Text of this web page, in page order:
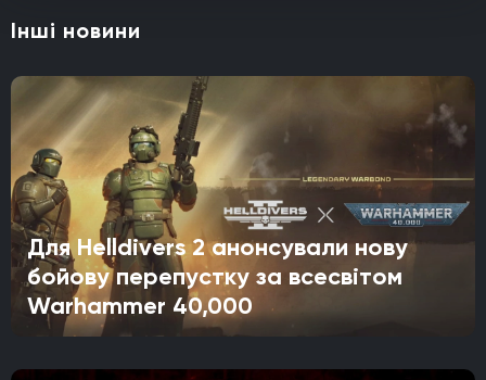
Інші новини
Для Helldivers 2 анонсували нову
бойову перепустку за всесвітом
Warhammer 40,000